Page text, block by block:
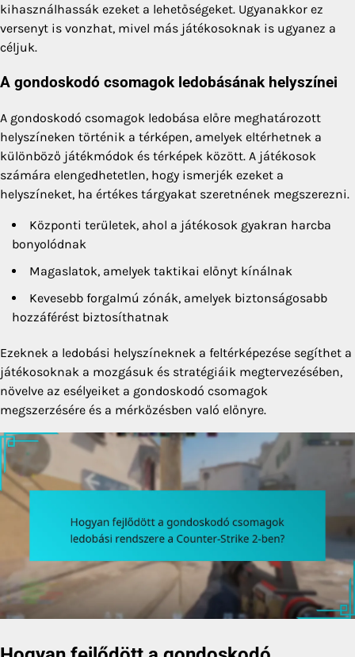
kihasználhassák ezeket a lehetőségeket. Ugyanakkor ez
versenyt is vonzhat, mivel más játékosoknak is ugyanez a
céljuk.
A gondoskodó csomagok ledobásának helyszínei
A gondoskodó csomagok ledobása előre meghatározott
helyszíneken történik a térképen, amelyek eltérhetnek a
különböző játékmódok és térképek között. A játékosok
számára elengedhetetlen, hogy ismerjék ezeket a
helyszíneket, ha értékes tárgyakat szeretnének megszerezni.
Központi területek, ahol a játékosok gyakran harcba
bonyolódnak
Magaslatok, amelyek taktikai előnyt kínálnak
Kevesebb forgalmú zónák, amelyek biztonságosabb
hozzáférést biztosíthatnak
Ezeknek a ledobási helyszíneknek a feltérképezése segíthet a
játékosoknak a mozgásuk és stratégiáik megtervezésében,
növelve az esélyeiket a gondoskodó csomagok
megszerzésére és a mérkőzésben való előnyre.